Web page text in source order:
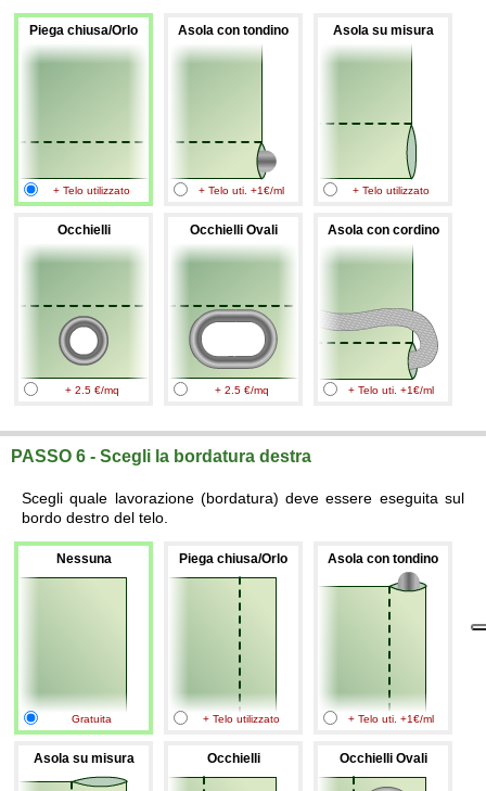
Piega chiusa/Orlo
+ Telo utilizzato
Asola con tondino
+ Telo uti. +1€/ml
Asola su misura
+ Telo utilizzato
Occhielli
+ 2.5 €/mq
Occhielli Ovali
+ 2.5 €/mq
Asola con cordino
+ Telo uti. +1€/ml
PASSO 6 - Scegli la bordatura destra
Scegli quale lavorazione (bordatura) deve essere eseguita sul
bordo destro del telo.
Nessuna
Gratuita
Piega chiusa/Orlo
+ Telo utilizzato
Asola con tondino
+ Telo uti. +1€/ml
Asola su misura Occhielli Occhielli Ovali